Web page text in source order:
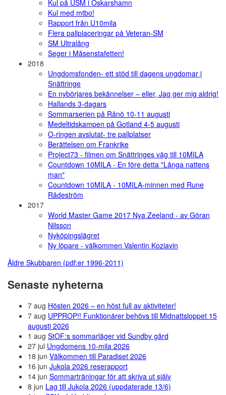
Kul på USM i Oskarshamn
Kul med mtbo!
Rapport från U10mila
Flera pallplaceringar på Veteran-SM
SM Ultralång
Seger i Måsenstafetten!
2018
Ungdomsfonden- ett stöd till dagens ungdomar i
Snättringe
En nybörjares bekännelser – eller, Jag ger mig aldrig!
Hallands 3-dagars
Sommarserien på Rånö 10-11 augusti
Medeltidskampen på Gotland 4-5 augusti
O-ringen avslutat- tre pallplatser
Berättelsen om Frankrike
Project73 - filmen om Snättringes väg till 10MILA
Countdown 10MILA - En före detta "Långa nattens
man"
Countdown 10MILA - 10MILA-minnen med Rune
Rådeström
2017
World Master Game 2017 Nya Zeeland - av Göran
Nilsson
Nyköpingslägret
Ny löpare - välkommen Valentin Koziavin
Äldre Skubbaren (pdf:er 1996-2011)
Senaste nyheterna
7 aug Hösten 2026 – en höst full av aktiviteter!
7 aug UPPROP!! Funktionärer behövs till Midnattsloppet 15
augusti 2026
1 aug StOF:s sommarläger vid Sundby gård
27 jul Ungdomens 10-mila 2026
18 jun Välkommen till Paradiset 2026
16 jun Jukola 2026 reserapport
14 jun Sommarträningar för att skriva ut själv
8 jun Lag till Jukola 2026 (uppdaterade 13/6)